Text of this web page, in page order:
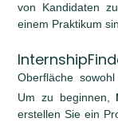
von Kandidaten
einem Praktikum
Oberfläche
Um zu beginnen,
erstellen Sie ein